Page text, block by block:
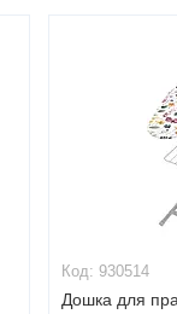
930514
Дошка для